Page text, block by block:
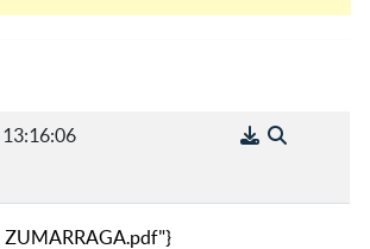
ZUMARRAGA.pdf"}